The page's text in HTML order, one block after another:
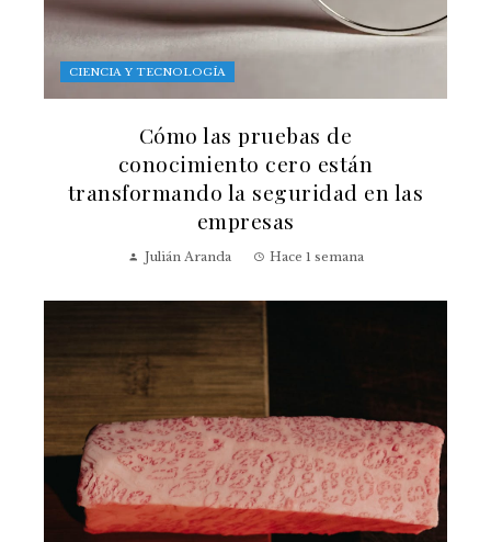
CIENCIA Y TECNOLOGÍA
Cómo las pruebas de
conocimiento cero están
transformando la seguridad en las
empresas
Julián Aranda Hace 1 semana